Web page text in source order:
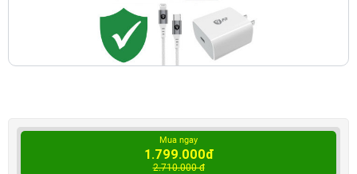
Mua ngay
1.799.000đ
2.710.000 đ